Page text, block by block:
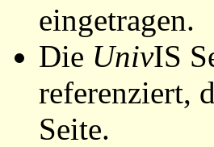
eingetragen.
Die UnivIS
referenziert,
Seite.